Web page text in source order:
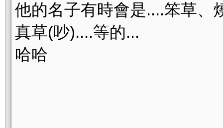
他的名子有時會是....笨草、
真草(吵)....等的...
哈哈